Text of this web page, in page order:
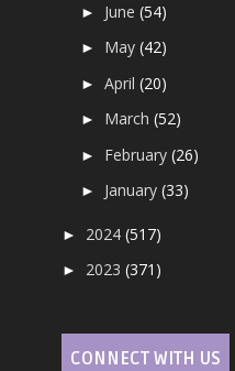
► June(54)
► May(42)
►April(20)
► March(52)
► February(26)
► January(33)
► 2024(517)
► 2023(371)
CONNECT WITH US